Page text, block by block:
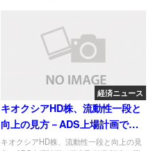
経済ニュース
キオクシアHD株、流動性一段と
向上の見方－ADS上場計画で裁
定取引増
キオクシアHD株、流動性一段と向上の見